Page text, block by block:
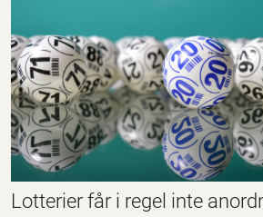
Lotterier får i regel inte